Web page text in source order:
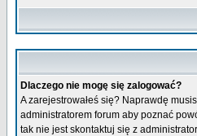
Dlaczego nie mogę się zalogować?
A zarejestrowałeś się? Naprawdę
administratorem forum aby poznać
tak nie jest skontaktuj się z